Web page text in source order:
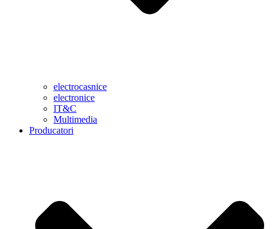
electrocasnice
electronice
IT&C
Multimedia
Producatori